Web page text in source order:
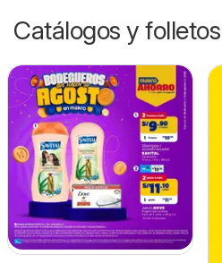
Catálogos y